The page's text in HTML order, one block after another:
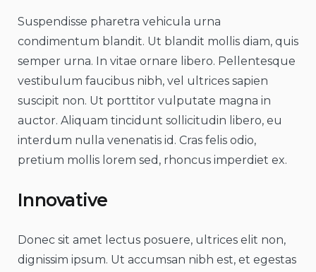
Suspendisse pharetra vehicula urna
condimentum blandit. Ut blandit mollis diam, quis
semper urna. In vitae ornare libero. Pellentesque
vestibulum faucibus nibh, vel ultrices sapien
suscipit non. Ut porttitor vulputate magna in
auctor. Aliquam tincidunt sollicitudin libero, eu
interdum nulla venenatis id. Cras felis odio,
pretium mollis lorem sed, rhoncus imperdiet ex.
Innovative
Donec sit amet lectus posuere, ultrices elit non,
dignissim ipsum. Ut accumsan nibh est, et egestas